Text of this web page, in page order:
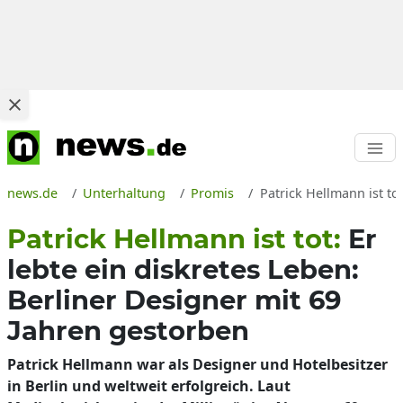
news.de Unterhaltung Promis Patrick Hellmann ist
Patrick Hellmann ist tot: Er
lebte ein diskretes Leben:
Berliner Designer mit 69
Jahren gestorben
Patrick Hellmann war als Designer und Hotelbesitzer
in Berlin und weltweit erfolgreich. Laut